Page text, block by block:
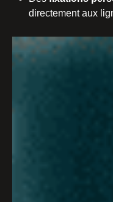
directement aux